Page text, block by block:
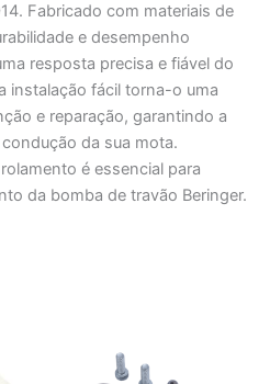
Fabricado com materiais de
e desempenho
resposta precisa e fiável do
instalação fácil torna-o uma
e reparação, garantindo a
da sua mota.
é essencial para
da bomba de travão Beringer.